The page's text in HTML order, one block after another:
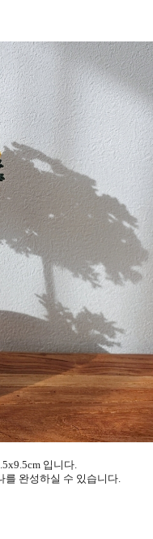
입니다.
를 완성하실 수 있습니다.